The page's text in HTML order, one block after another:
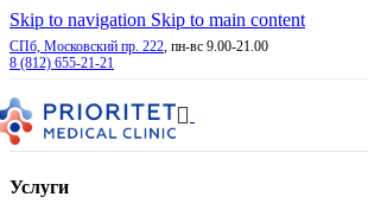
Skip to navigation Skip to main content
СПб, Московский пр. 222, пн-вс 9.00-21.00
8 (812) 655-21-21
Услуги